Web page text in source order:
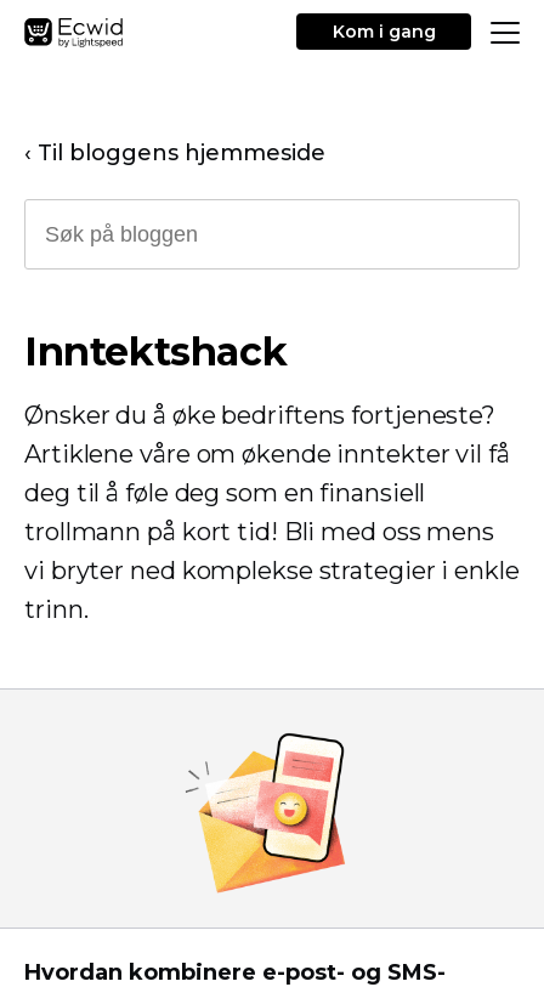
Kom i gang
‹ Til bloggens hjemmeside
Inntektshack
Ønsker du å øke bedriftens fortjeneste?
Artiklene våre om økende inntekter vil få
deg til å føle deg som en finansiell
trollmann på kort tid! Bli med oss ​​mens
vi bryter ned komplekse strategier i enkle
trinn.
Hvordan kombinere e-post- og SMS-